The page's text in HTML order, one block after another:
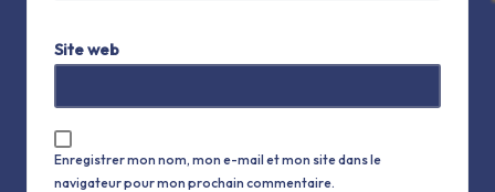
Site web
Enregistrer mon nom, mon e-mail et mon site dans le
navigateur pour mon prochain commentaire.
a
v
e
: